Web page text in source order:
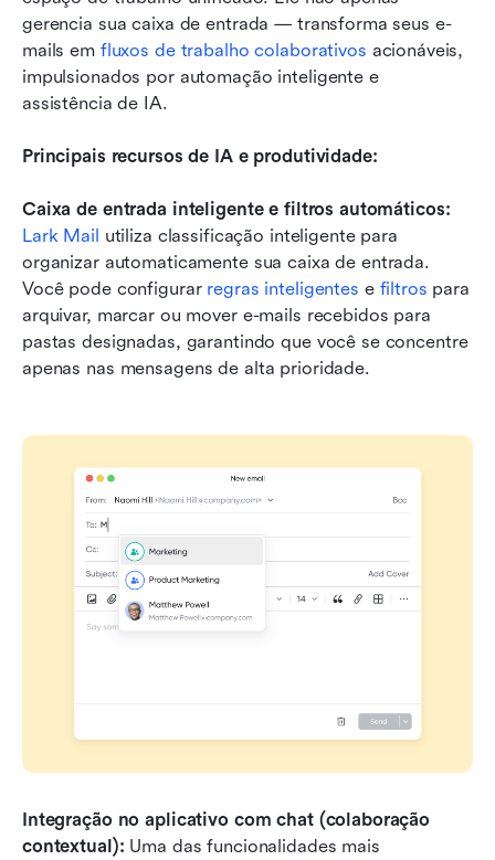
gerencia sua caixa de entrada — transforma seus e-
mails em fluxos de trabalho colaborativos acionáveis,
impulsionados por automação inteligente e
assistência de IA.
Principais recursos de IA e produtividade:
Caixa de entrada inteligente e filtros automáticos:
Lark Mail utiliza classificação inteligente para
organizar automaticamente sua caixa de entrada.
Você pode configurar regras inteligentes e filtros para
arquivar, marcar ou mover e-mails recebidos para
pastas designadas, garantindo que você se concentre
apenas nas mensagens de alta prioridade.
Integração no aplicativo com chat (colaboração
contextual): Uma das funcionalidades mais